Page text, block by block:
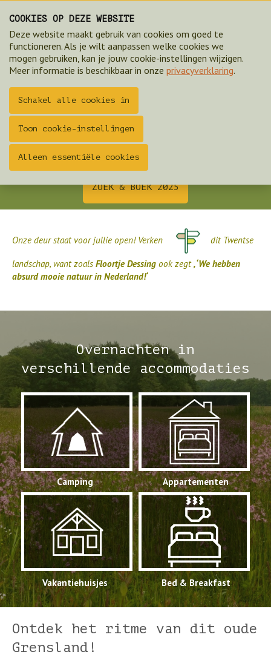
Overnachten, kamperen & beleven op historisch
landgoed Hoeve Springendal
ZOEK & BOEK 2025
Onze deur staat voor jullie open! Verken dit Twentse
landschap, want zoals Floortje Dessing ook zegt, ‘We hebben
absurd mooie natuur in Nederland!‘
Overnachten in
verschillende accommodaties
Camping Appartementen
Vakantiehuisjes Bed & Breakfast
Ontdek het ritme van dit oude
Grensland!
COOKIES OP DEZE WEBSITE
Deze website maakt gebruik van cookies om goed te
functioneren. Als je wilt aanpassen welke cookies we
mogen gebruiken, kan je jouw cookie-instellingen wijzigen.
Meer informatie is beschikbaar in onze privacyverklaring.
Schakel alle cookies in
Toon cookie-instellingen
Alleen essentiële cookies